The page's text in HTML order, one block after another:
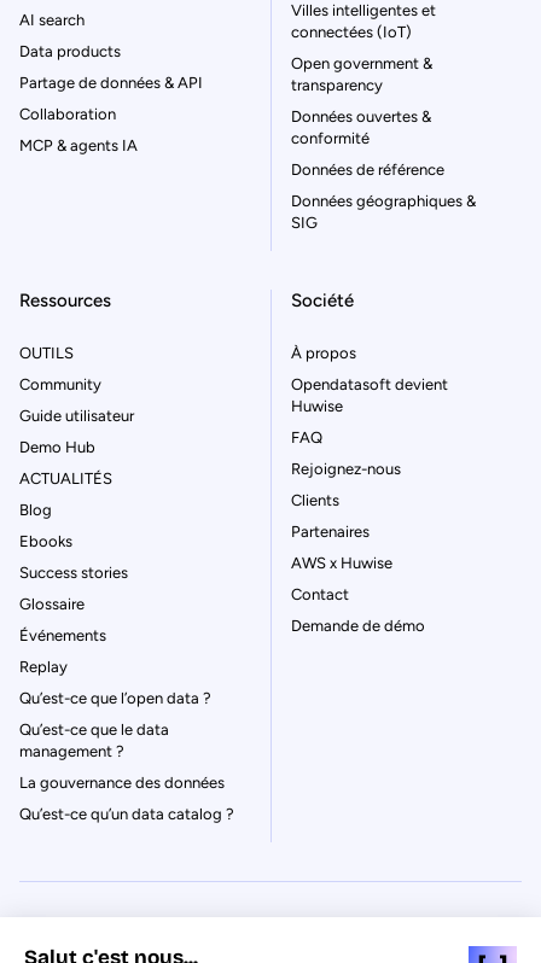
AI search
Data products
Partage de données & API
Collaboration
MCP & agents IA
Villes intelligentes et
connectées (IoT)
Open government &
transparency
Données ouvertes &
conformité
Données de référence
Données géographiques &
SIG
Ressources
OUTILS
Community
Guide utilisateur
Demo Hub
ACTUALITÉS
Blog
Ebooks
Success stories
Glossaire
Événements
Replay
Qu’est-ce que l’open data ?
Qu’est-ce que le data
management ?
La gouvernance des données
Qu’est-ce qu’un data catalog ?
Société
À propos
Opendatasoft devient
Huwise
FAQ
Rejoignez-nous
Clients
Partenaires
AWS x Huwise
Contact
Demande de démo
Salut c'est nous...